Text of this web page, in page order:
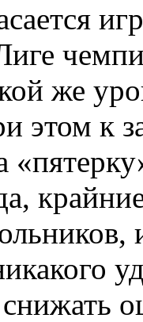
же
этом к